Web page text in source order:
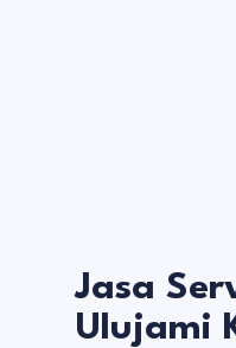
Jasa
Ulujami